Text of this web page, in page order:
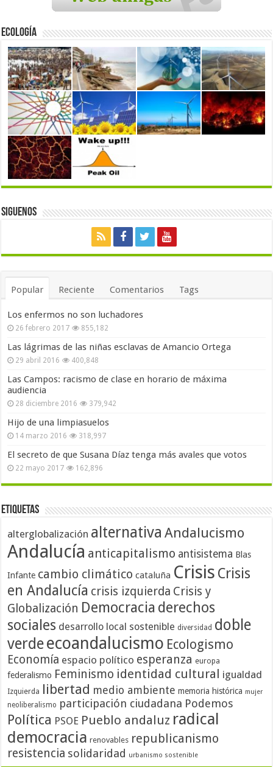
Ecología
Siguenos
Popular Reciente Comentarios Tags
Los enfermos no son luchadores
26 febrero 2017 855,182
Las lágrimas de las niñas esclavas de Amancio Ortega
29 abril 2016 400,848
Las Campos: racismo de clase en horario de máxima
audiencia
28 diciembre 2016 379,942
Hijo de una limpiasuelos
14 marzo 2016 318,997
El secreto de que Susana Díaz tenga más avales que votos
22 mayo 2017 162,896
Etiquetas
alterglobalización alternativa Andalucismo
Andalucía anticapitalismo antisistema Blas
Infante cambio climático cataluña Crisis Crisis
en Andalucía crisis izquierda Crisis y
Globalización Democracia derechos
sociales desarrollo local sostenible diversidad doble
verdeecoandalucismo Ecologismo
Economía espacio político esperanza europa
federalismo Feminismo identidad cultural igualdad
Izquierda libertad medio ambiente memoria histórica mujer
neoliberalismo participación ciudadana Podemos
Política PSOE Pueblo andaluz radical
democracia renovables republicanismo
resistencia solidaridad urbanismo sostenible